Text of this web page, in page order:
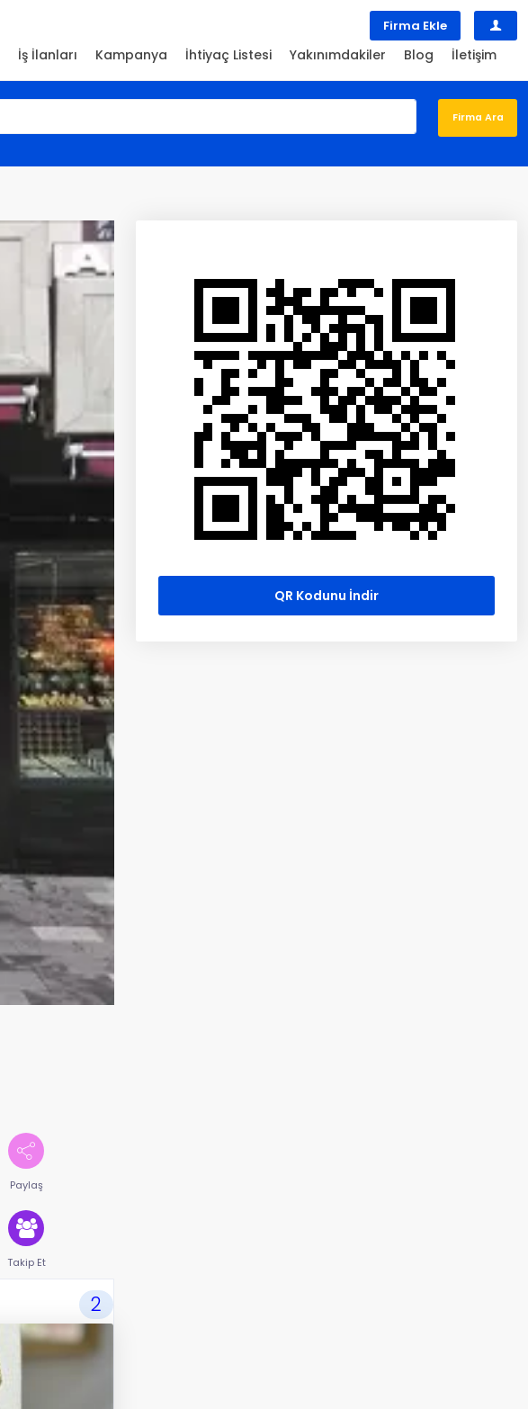
Firma Ekle
İş İlanları Kampanya İhtiyaç Listesi Yakınımdakiler Blog İletişim
Paylaş
Takip Et
2
QR Kodunu İndir